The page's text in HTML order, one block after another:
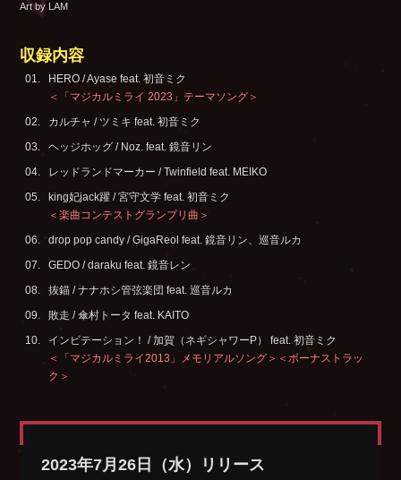
Art by LAM
収録内容
HERO / Ayase feat. 初音ミク
＜「マジカルミライ 2023」テーマソング＞
カルチャ / ツミキ feat. 初音ミク
ヘッジホッグ / Noz. feat. 鏡音リン
レッドランドマーカー / Twinfield feat. MEIKO
king妃jack躍 / 宮守文学 feat. 初音ミク
＜楽曲コンテストグランプリ曲＞
drop pop candy / GigaReol feat. 鏡音リン、巡音ルカ
GEDO / daraku feat. 鏡音レン
抜錨 / ナナホシ管弦楽団 feat. 巡音ルカ
敗走 / 傘村トータ feat. KAITO
インビテーション！ / 加賀（ネギシャワーP） feat. 初音ミク
＜「マジカルミライ2013」メモリアルソング＞＜ボーナストラッ
ク＞
2023年7月26日（水）リリース